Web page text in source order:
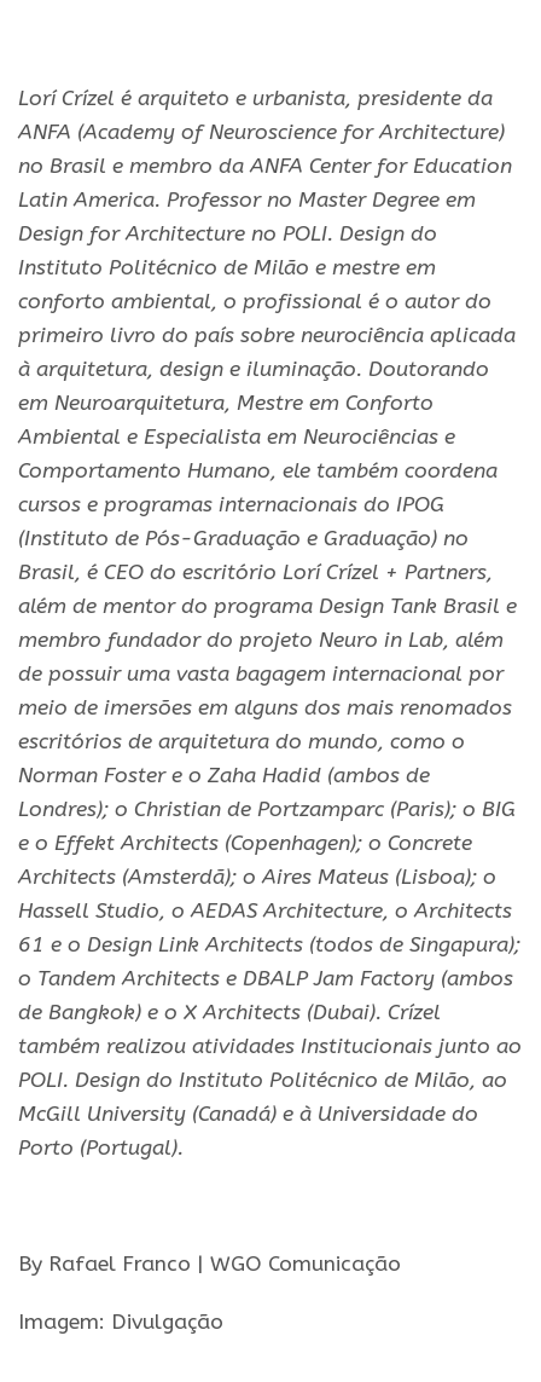
Lorí Crízel é arquiteto e urbanista, presidente da
ANFA (Academy of Neuroscience for Architecture)
no Brasil e membro da ANFA Center for Education
Latin America. Professor no Master Degree em
Design for Architecture no POLI. Design do
Instituto Politécnico de Milão e mestre em
conforto ambiental, o profissional é o autor do
primeiro livro do país sobre neurociência aplicada
à arquitetura, design e iluminação. Doutorando
em Neuroarquitetura, Mestre em Conforto
Ambiental e Especialista em Neurociências e
Comportamento Humano, ele também coordena
cursos e programas internacionais do IPOG
(Instituto de Pós-Graduação e Graduação) no
Brasil, é CEO do escritório Lorí Crízel + Partners,
além de mentor do programa Design Tank Brasil e
membro fundador do projeto Neuro in Lab, além
de possuir uma vasta bagagem internacional por
meio de imersões em alguns dos mais renomados
escritórios de arquitetura do mundo, como o
Norman Foster e o Zaha Hadid (ambos de
Londres); o Christian de Portzamparc (Paris); o BIG
e o Effekt Architects (Copenhagen); o Concrete
Architects (Amsterdã); o Aires Mateus (Lisboa); o
Hassell Studio, o AEDAS Architecture, o Architects
61 e o Design Link Architects (todos de Singapura);
o Tandem Architects e DBALP Jam Factory (ambos
de Bangkok) e o X Architects (Dubai). Crízel
também realizou atividades Institucionais junto ao
POLI. Design do Instituto Politécnico de Milão, ao
McGill University (Canadá) e à Universidade do
Porto (Portugal).
By Rafael Franco | WGO Comunicação
Imagem: Divulgação